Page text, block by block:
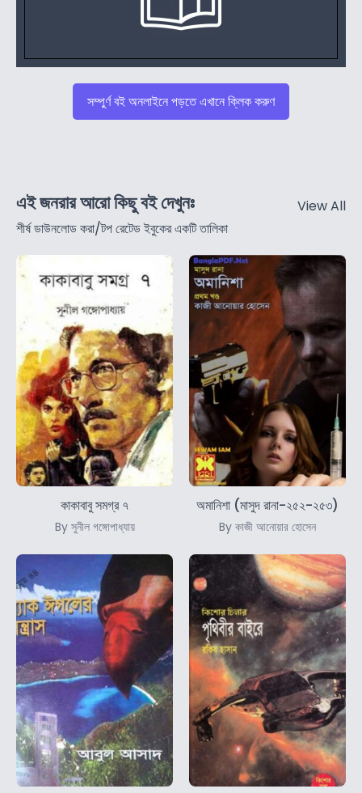
সম্পুর্ণ বই অনলাইনে পড়তে এখানে ক্লিক করুণ
এই জনরার আরো কিছু বই দেখুনঃ
শীর্ষ ডাউনলোড করা/টপ রেটেড ইবুকের একটি তালিকা
View All
কাকাবাবু সমগ্র ৭
By সুনীল গঙ্গোপাধ্যায়
অমানিশা (মাসুদ রানা-২৫২-২৫৩)
By কাজী আনোয়ার হোসেন